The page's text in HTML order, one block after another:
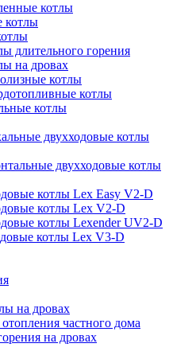
котлы
котлы
длительного горения
на дровах
котлы
котлы
котлы
двухходовые котлы
двухходовые котлы
котлы Lex Easy V2-D
котлы Lex V2-D
котлы Lexender UV2-D
котлы Lex V3-D
на дровах
частного дома
на дровах